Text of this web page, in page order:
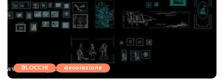
BLOCCHI decorazione